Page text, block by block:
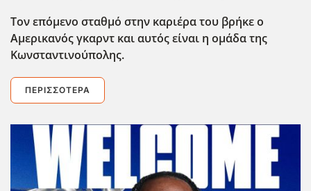
Τον επόμενο σταθμό στην καριέρα του βρήκε ο
Αμερικανός γκαρντ και αυτός είναι η ομάδα της
Κωνσταντινούπολης.
ΠΕΡΙΣΣΌΤΕΡΑ